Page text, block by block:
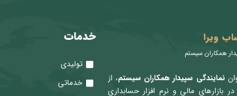
ویرا
همکاران سیستم
نمایندگی سپیدار همکاران سیستم، از
در بازارهای مالی و نرم افزار حسابداری
خدمات
تولیدی
خدماتی